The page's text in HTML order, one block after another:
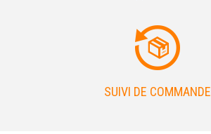
SUIVI DE COMMANDE